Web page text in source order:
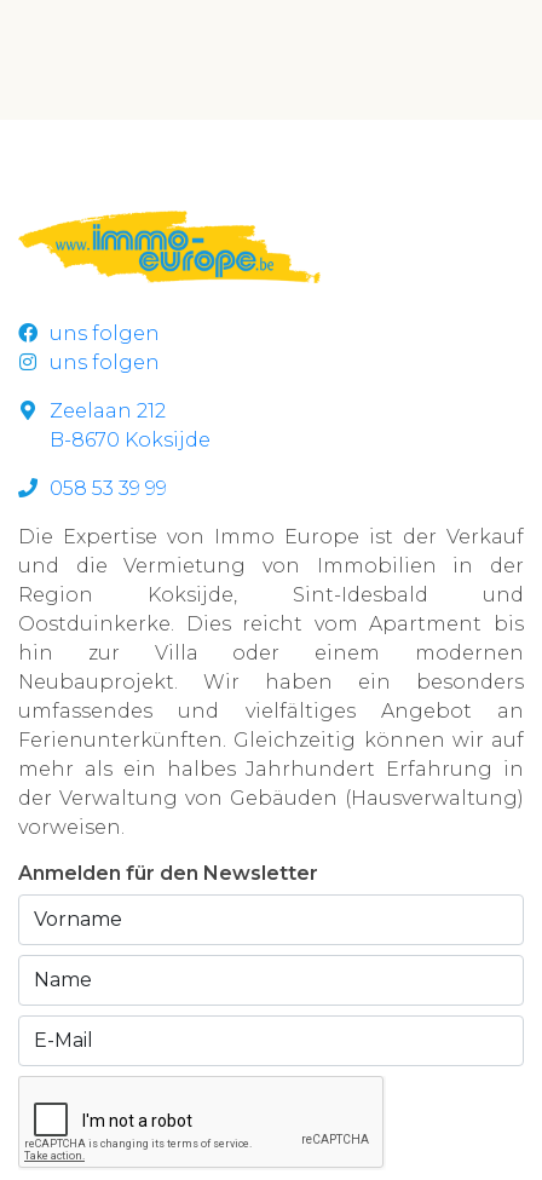
uns folgen
uns folgen
Zeelaan 212
B-8670 Koksijde
058 53 39 99
Die Expertise von Immo Europe ist der Verkauf
und die Vermietung von Immobilien in der
Region Koksijde, Sint-Idesbald und
Oostduinkerke. Dies reicht vom Apartment bis
hin zur Villa oder einem modernen
Neubauprojekt. Wir haben ein besonders
umfassendes und vielfältiges Angebot an
Ferienunterkünften. Gleichzeitig können wir auf
mehr als ein halbes Jahrhundert Erfahrung in
der Verwaltung von Gebäuden (Hausverwaltung)
vorweisen.
Anmelden für den Newsletter